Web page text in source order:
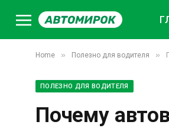
Home » Полезно для водителя »
ПОЛЕЗНО ДЛЯ ВОДИТЕЛЯ
Почему